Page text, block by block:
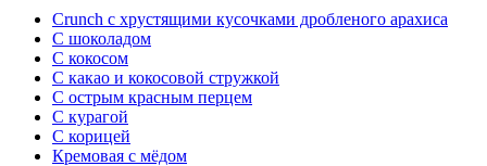
Crunch с хрустящими кусочками дробленого арахиса
С шоколадом
С кокосом
С какао и кокосовой стружкой
С острым красным перцем
С курагой
С корицей
Кремовая с мёдом